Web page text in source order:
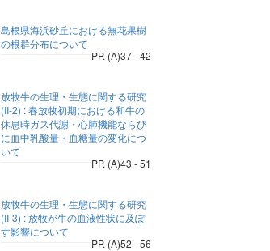
島根県海浜砂丘における無花果樹
の根群分布について
PP. (A)37 - 42
放牧牛の生理・生態に関する研究
(II-2) : 春放牧初期における和牛の
休息時ガス代謝・心肺機能ならび
に血中乳酸量・血糖量の変化につ
いて
PP. (A)43 - 51
放牧牛の生理・生態に関する研究
(II-3) : 放牧が牛の血液性状に及ぽ
す影響について
PP. (A)52 - 56